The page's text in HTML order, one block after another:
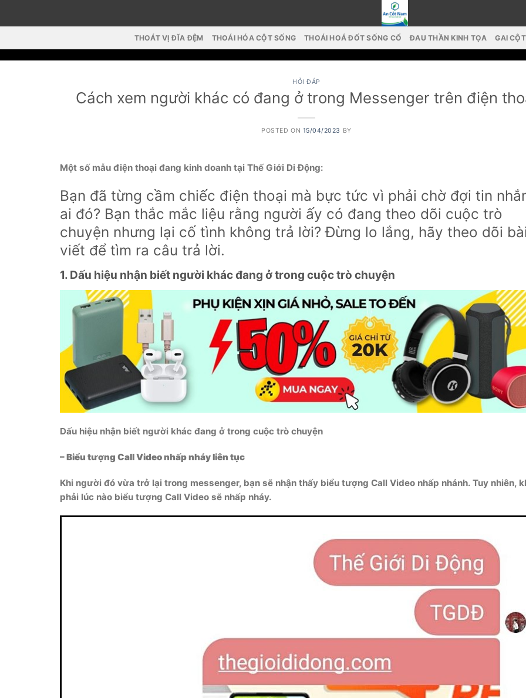
THOÁT VỊ ĐĨA ĐỆM THOÁI HÓA CỘT SỐNG THOÁI HOÁ ĐỐT SỐNG CỔ ĐAU THẦN KINH TỌA GAI
HỎI ĐÁP
Cách xem người khác có đang ở trong Messenger trên điện
POSTED ON 15/04/2023 BY
Một số mẫu điện thoại đang kinh doanh tại Thế Giới Di Động:
Bạn đã từng cầm chiếc điện thoại mà bực tức vì phải chờ đợi tin
ai đó? Bạn thắc mắc liệu rằng người ấy có đang theo dõi cuộc trò
chuyện nhưng lại cố tình không trả lời? Đừng lo lắng, hãy theo dõi
viết để tìm ra câu trả lời.
1. Dấu hiệu nhận biết người khác đang ở trong cuộc trò chuyện
Dấu hiệu nhận biết người khác đang ở trong cuộc trò chuyện
– Biểu tượng Call Video nhấp nháy liên tục
Khi người đó vừa trở lại trong messenger, bạn sẽ nhận thấy biểu tượng Call Video nhấp nhánh. Tuy nhiên,
phải lúc nào biểu tượng Call Video sẽ nhấp nháy.